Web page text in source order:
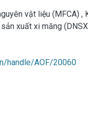
vật liệu (MFCA) ,
xuất xi măng
handle/AOF/20060